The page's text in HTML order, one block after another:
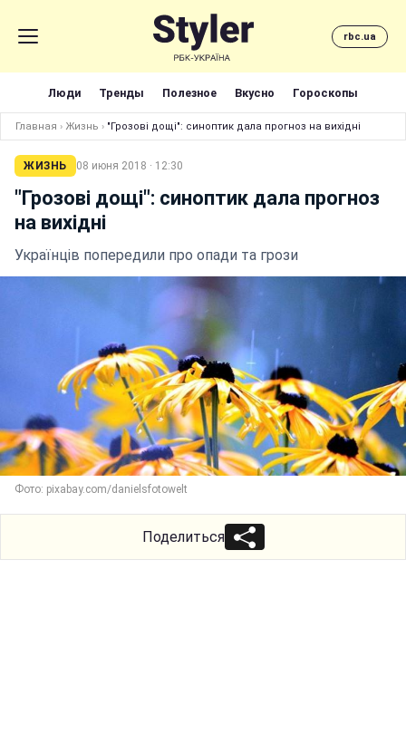
rbc.ua
Люди Тренды Полезное Вкусно Гороскопы
Главная › Жизнь › "Грозові дощі": синоптик дала прогноз на вихідні
ЖИЗНЬ 08 июня 2018 · 12:30
"Грозові дощі": синоптик дала прогноз
на вихідні
Українців попередили про опади та грози
Фото: pixabay.com/danielsfotowelt
Поделиться